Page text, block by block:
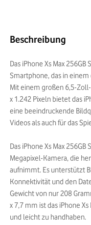
Beschreibung
Das iPhone Xs Max
Smartphone, das in
Mit einem großen 6,5-
x 1.242 Pixeln bietet das
eine beeindruckende
Videos als auch für das
Das iPhone Xs Max
Megapixel-Kamera, die
aufnimmt. Es unterstützt
Konnektivität und den
Gewicht von nur 208
x 7,7 mm ist das iPhone
und leicht zu handhaben.